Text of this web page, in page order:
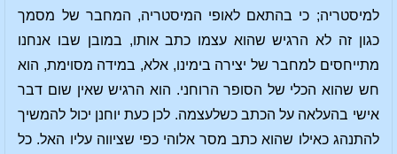
למיסטריה; כי בהתאם לאופי המיסטריה, המחבר של מסמך
כגון זה לא הרגיש שהוא עצמו כתב אותו, במובן שבו אנחנו
מתייחסים למחבר של יצירה בימינו, אלא, במידה מסוימת, הוא
חש שהוא הכלי של הסופר הרוחני. הוא הרגיש שאין שום דבר
אישי בהעלאה על הכתב כשלעצמה. לכן כעת יוחנן יכול להמשיך
להתנהג כאילו שהוא כתב מסר אלוהי כפי שציווה עליו האל. כל